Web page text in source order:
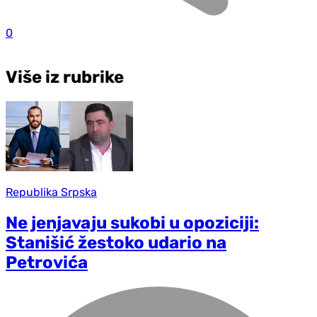
0
Više iz rubrike
Republika Srpska
Ne jenjavaju sukobi u opoziciji:
Stanišić žestoko udario na
Petrovića